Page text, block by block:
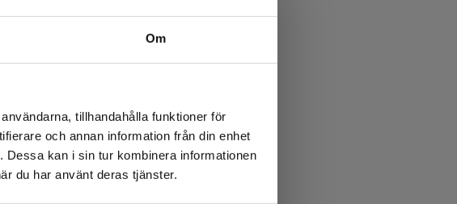
Om
tillhandahålla funktioner för
och annan information från din enhet
kan i sin tur kombinera informationen
du har använt deras tjänster.
via en
utanför